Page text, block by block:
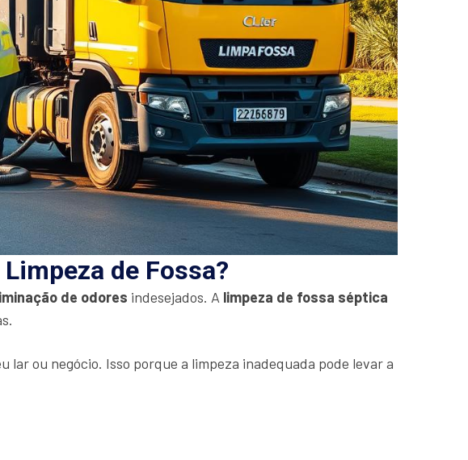
de Fossa?
de odores indesejados. A limpeza de fossa séptica
ou negócio. Isso porque a limpeza inadequada pode levar a